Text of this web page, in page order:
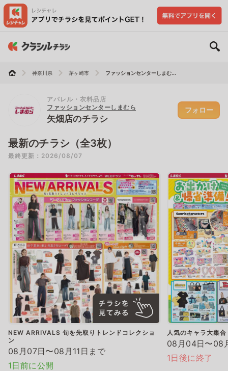
神奈川県 茅ヶ崎市 ファッションセンターしまむ...
アパレル・衣料品店
ファッションセンターしまむら
矢畑店のチラシ
フォロー
最新のチラシ（全3枚）
最終更新：2026/08/07
NEW ARRIVALS 旬を先取りトレンドコレクショ
ン
08月07日〜08月11日まで
1日前に公開
人気のキャラ大集
08月04日〜08
1日後に終了